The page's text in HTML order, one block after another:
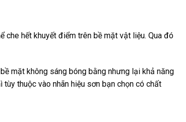
che hết khuyết điểm trên bề mặt vật liệu. Qua đó
mặt không sáng bóng bằng nhưng lại khả năng
thuộc vào nhãn hiệu sơn bạn chọn có chất